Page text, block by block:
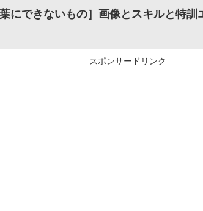
にできないもの］画像とスキルと特
スポンサードリンク